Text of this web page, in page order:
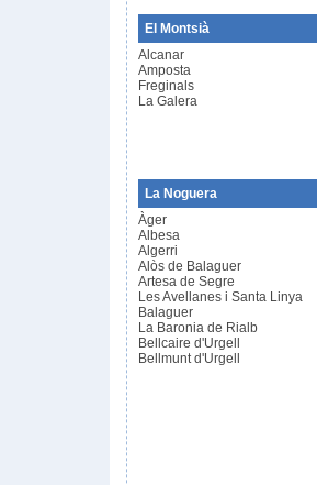
El Montsià
Alcanar
Amposta
Freginals
La Galera
La Noguera
Àger
Albesa
Algerri
Alòs de Balaguer
Artesa de Segre
Les Avellanes i Santa Linya
Balaguer
La Baronia de Rialb
Bellcaire d'Urgell
Bellmunt d'Urgell